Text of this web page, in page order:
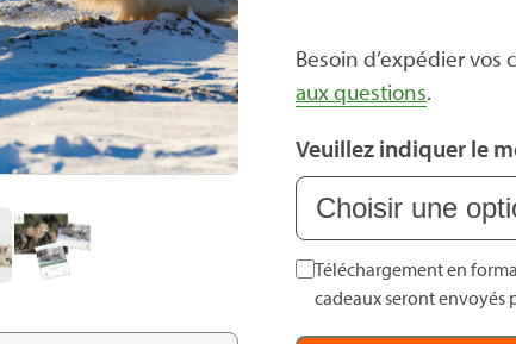
Besoin d’expédier vos
aux questions.
Veuillez indiquer le
Téléchargement en
cadeaux seront envoyés